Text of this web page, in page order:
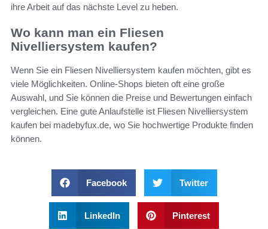
ihre Arbeit auf das nächste Level zu heben.
Wo kann man ein Fliesen
Nivelliersystem kaufen?
Wenn Sie ein Fliesen Nivelliersystem kaufen möchten, gibt es
viele Möglichkeiten. Online-Shops bieten oft eine große
Auswahl, und Sie können die Preise und Bewertungen einfach
vergleichen. Eine gute Anlaufstelle ist Fliesen Nivelliersystem
kaufen bei madebyfux.de, wo Sie hochwertige Produkte finden
können.
Facebook Twitter
LinkedIn Pinterest